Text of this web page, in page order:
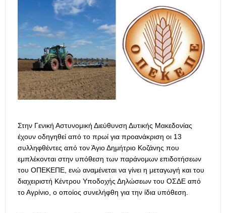
Στην Γενική Αστυνομική Διεύθυνση Δυτικής Μακεδονίας
έχουν οδηγηθεί από το πρωί για προανάκριση οι 13
συλληφθέντες από τον Άγιο Δημήτριο Κοζάνης που
εμπλέκονται στην υπόθεση των παράνομων επιδοτήσεων
του ΟΠΕΚΕΠΕ, ενώ αναμένεται να γίνει η μεταγωγή και του
διαχειριστή Κέντρου Υποδοχής Δηλώσεων του ΟΣΔΕ από
το Αγρίνιο, ο οποίος συνελήφθη για την ίδια υπόθεση.